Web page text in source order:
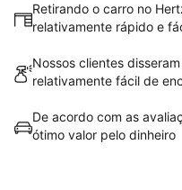
Retirando o carro no
relativamente rápido e
Nossos clientes
relativamente fácil de
De acordo com as
ótimo valor pelo dinheiro